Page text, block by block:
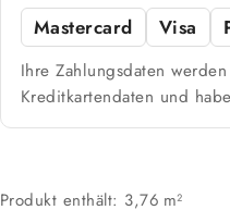
Mastercard
Visa
Ihre Zahlungsdaten
Kreditkartendaten und
Produkt enthält: 3,76 m²